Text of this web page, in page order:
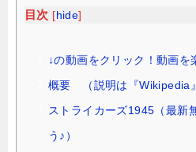
目次 [ hide]
↓の動画をクリック！動画を
概要 （説明は『Wikipedia
ストライカーズ1945（最新
う♪）